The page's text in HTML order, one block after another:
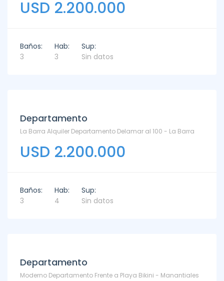
USD 2.200.000
Baños:
3
Hab:
3
Sup:
Sin datos
Departamento
La Barra Alquiler Departamento Delamar al 100 - La Barra
USD 2.200.000
Baños:
3
Hab:
4
Sup:
Sin datos
Departamento
Moderno Departamento Frente a Playa Bikini - Manantiales